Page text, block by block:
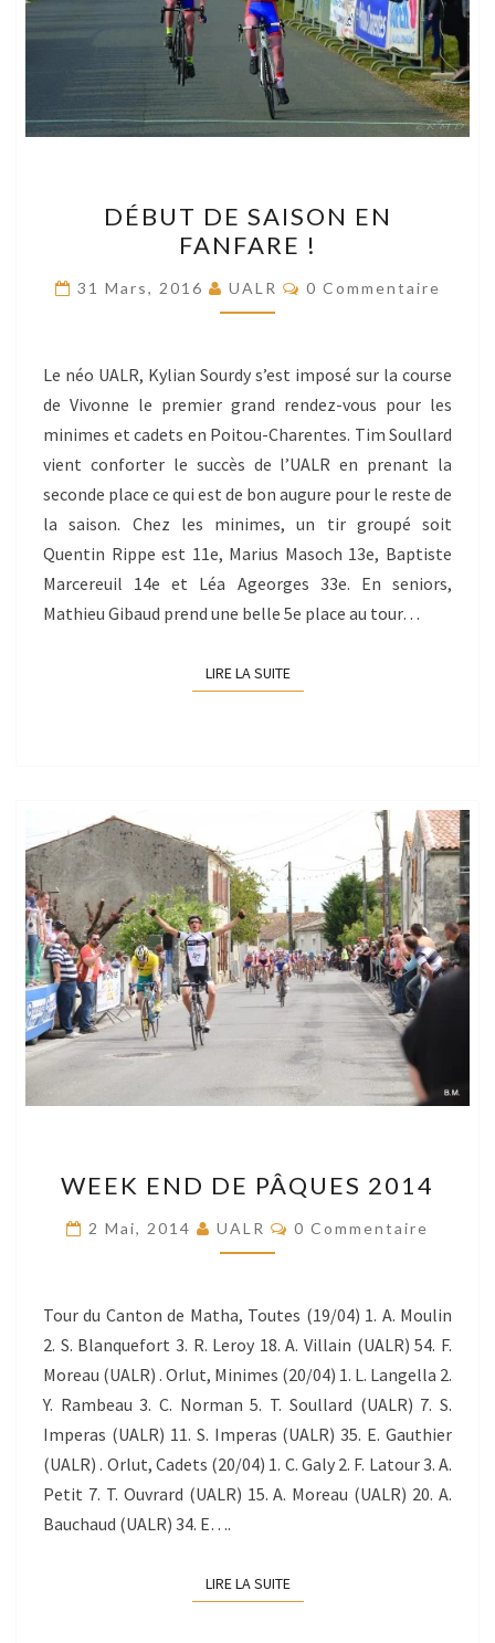
DE
SAISON
EN
FANFARE
DÉBUT DE SAISON EN
FANFARE !
31 Mars, 2016 UALR Commentaires
0 Commentaire
Le néo UALR, Kylian Sourdy s’est imposé sur la course
de Vivonne le premier grand rendez-vous pour les
minimes et cadets en Poitou-Charentes. Tim Soullard
vient conforter le succès de l’UALR en prenant la
seconde place ce qui est de bon augure pour le reste de
la saison. Chez les minimes, un tir groupé soit
Quentin Rippe est 11e, Marius Masoch 13e, Baptiste
Marcereuil 14e et Léa Ageorges 33e. En seniors,
Mathieu Gibaud prend une belle 5e place au tour…
LIRE LA SUITELIRE LA SUITE
END
DE
PÂQUES
WEEK END DE PÂQUES 2014
2 Mai, 2014 UALR Commentaires
0 Commentaire
Tour du Canton de Matha, Toutes (19/04) 1. A. Moulin
2. S. Blanquefort 3. R. Leroy 18. A. Villain (UALR) 54. F.
Moreau (UALR) . Orlut, Minimes (20/04) 1. L. Langella 2.
Y. Rambeau 3. C. Norman 5. T. Soullard (UALR) 7. S.
Imperas (UALR) 11. S. Imperas (UALR) 35. E. Gauthier
(UALR) . Orlut, Cadets (20/04) 1. C. Galy 2. F. Latour 3. A.
Petit 7. T. Ouvrard (UALR) 15. A. Moreau (UALR) 20. A.
Bauchaud (UALR) 34. E….
LIRE LA SUITELIRE LA SUITE